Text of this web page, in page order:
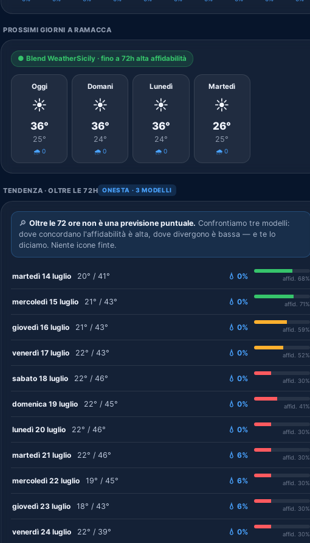
PROSSIMI GIORNI A RAMACCA
● Blend WeatherSicily · fino a 72h alta affidabilità
Oggi
☀️
36°
25°
🌧️ 0
Domani
☀️
36°
24°
🌧️ 0
Lunedì
☀️
36°
24°
🌧️ 0
Martedì
☀️
26°
25°
🌧️ 0
TENDENZA · OLTRE LE 72H ONESTA · 3 MODELLI
🔎 Oltre le 72 ore non è una previsione puntuale. Confrontiamo tre modelli:
dove concordano l'affidabilità è alta, dove divergono è bassa — e te lo
diciamo. Niente icone finte.
martedì 14 luglio 20° / 41° 💧 0% affid. 68%
mercoledì 15 luglio 21° / 43° 💧 0% affid. 71%
giovedì 16 luglio 21° / 43° 💧 0% affid. 59%
venerdì 17 luglio 22° / 43° 💧 0% affid. 52%
sabato 18 luglio 22° / 46° 💧 0% affid. 30%
domenica 19 luglio 22° / 45° 💧 0% affid. 41%
lunedì 20 luglio 22° / 46° 💧 0% affid. 30%
martedì 21 luglio 22° / 46° 💧 6% affid. 30%
mercoledì 22 luglio 19° / 45° 💧 6% affid. 30%
giovedì 23 luglio 18° / 43° 💧 6% affid. 30%
venerdì 24 luglio 22° / 39° 💧 0% affid. 30%